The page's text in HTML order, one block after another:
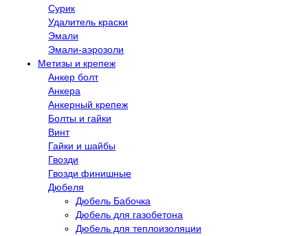
Сурик
Удалитель краски
Эмали
Эмали-аэрозоли
Метизы и крепеж
Анкер болт
Анкера
Анкерный крепеж
Болты и гайки
Винт
Гайки и шайбы
Гвозди
Гвозди финишные
Дюбеля
Дюбель Бабочка
Дюбель для газобетона
Дюбель для теплоизоляции